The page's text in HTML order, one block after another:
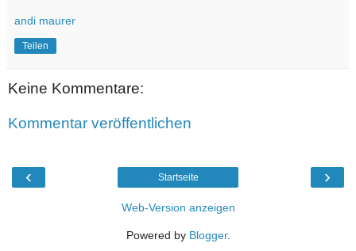
andi maurer
Teilen
Keine Kommentare:
Kommentar veröffentlichen
‹ ›
Startseite
Web-Version anzeigen
Powered by Blogger.